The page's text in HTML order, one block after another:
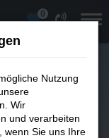
0
Generation
Nutzung
Wir
und verarbeiten
wenn Sie uns Ihre